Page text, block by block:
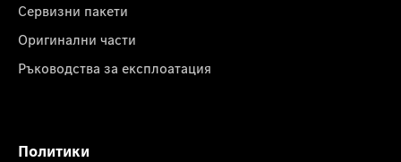
Сервизни пакети
Оригинални части
Ръководства за експлоатация
Политики